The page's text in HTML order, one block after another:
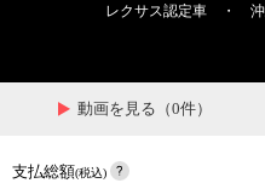
レクサス認定車 ・ 沖
動画を見る（0件）
支払総額(税込)